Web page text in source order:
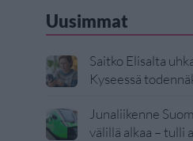
Uusimmat
Saitko Elisalta
Kyseessä
Junaliikenne
välillä alkaa – tulli